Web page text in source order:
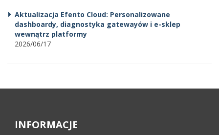
Aktualizacja Efento Cloud: Personalizowane
dashboardy, diagnostyka gatewayów i e-sklep
wewnątrz platformy
2026/06/17
INFORMACJE